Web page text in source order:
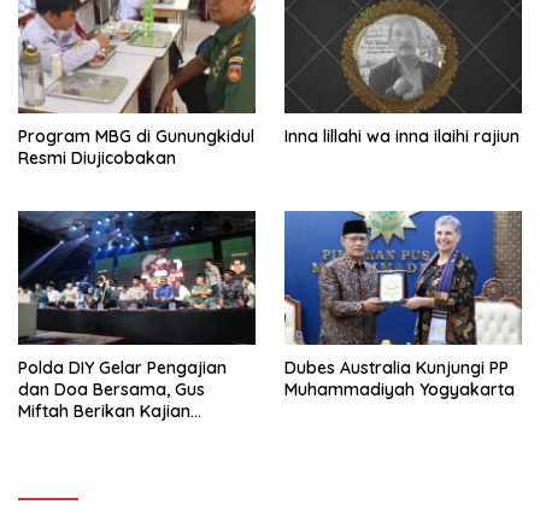
Program MBG di Gunungkidul
Resmi Diujicobakan
Inna lillahi wa inna ilaihi rajiun
Polda DIY Gelar Pengajian
dan Doa Bersama, Gus
Miftah Berikan Kajian
Dubes Australia Kunjungi PP
Muhammadiyah Yogyakarta